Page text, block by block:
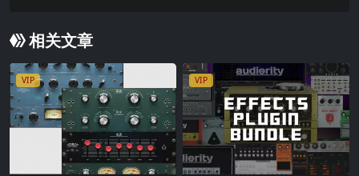
相关文章
VIP VIP